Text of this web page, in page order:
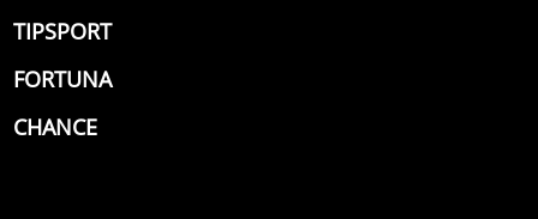
TIPSPORT
FORTUNA
CHANCE